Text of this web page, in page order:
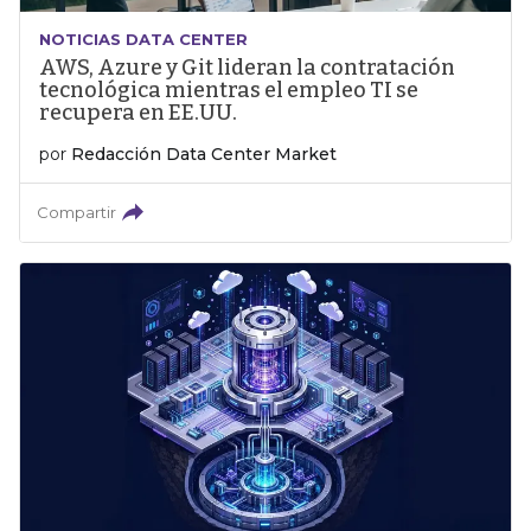
NOTICIAS DATA CENTER
AWS, Azure y Git lideran la contratación
tecnológica mientras el empleo TI se
recupera en EE.UU.
por Redacción Data Center Market
Compartir